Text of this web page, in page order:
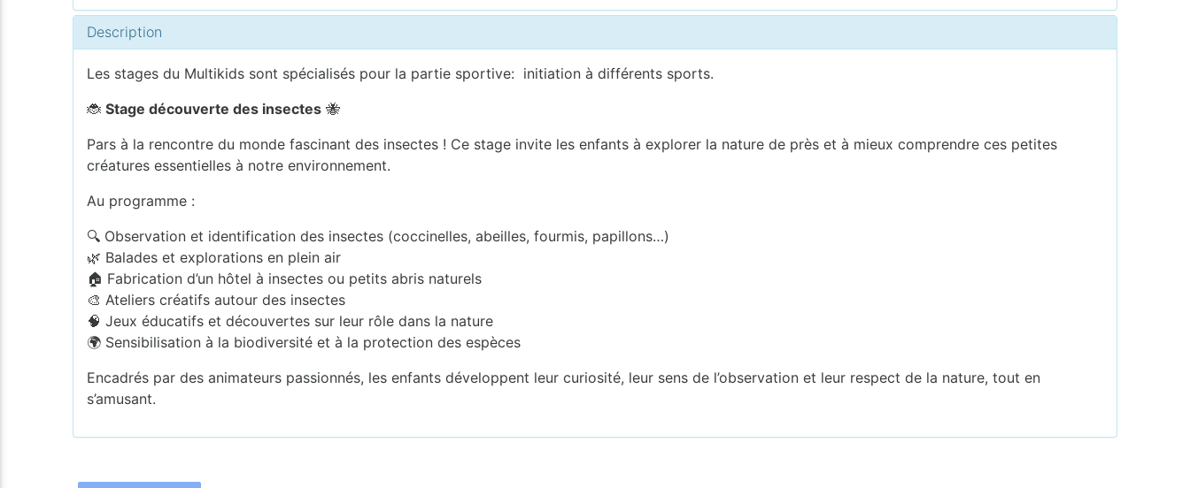
Description
Les stages du Multikids sont spécialisés pour la partie sportive: initiation à différents sports.
🐞Stage découverte des insectes 🐝
Pars à la rencontre du monde fascinant des insectes ! Ce stage invite les enfants à explorer la nature de près et à mieux comprendre ces petites
créatures essentielles à notre environnement.
Au programme :
🔍 Observation et identification des insectes (coccinelles, abeilles, fourmis, papillons…)
🌿 Balades et explorations en plein air
🏠 Fabrication d’un hôtel à insectes ou petits abris naturels
🎨 Ateliers créatifs autour des insectes
🧠 Jeux éducatifs et découvertes sur leur rôle dans la nature
🌍 Sensibilisation à la biodiversité et à la protection des espèces
Encadrés par des animateurs passionnés, les enfants développent leur curiosité, leur sens de l’observation et leur respect de la nature, tout en
s’amusant.